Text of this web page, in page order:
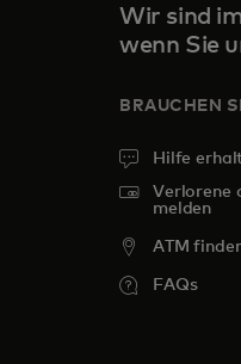
Wir sind
wenn Sie
BRAUCHEN
Hilfe
Verlorene
melden
ATM
FAQs